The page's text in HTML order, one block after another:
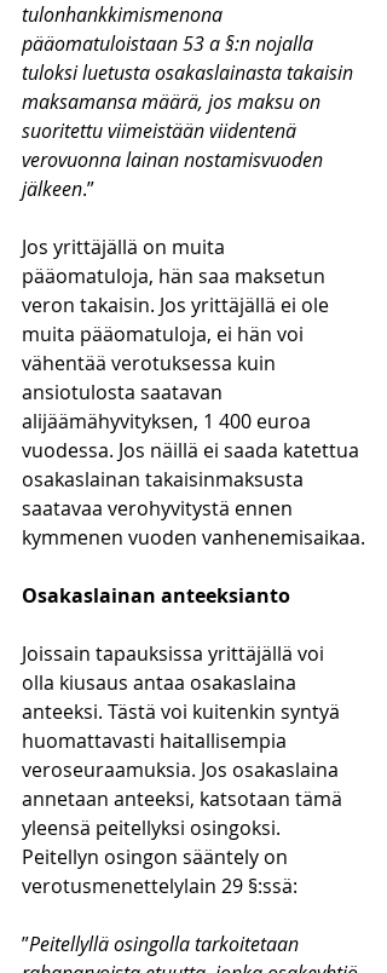
tulonhankkimismenona
pääomatuloistaan 53 a §:n nojalla
tuloksi luetusta osakaslainasta takaisin
maksamansa määrä, jos maksu on
suoritettu viimeistään viidentenä
verovuonna lainan nostamisvuoden
jälkeen.”
Jos yrittäjällä on muita
pääomatuloja, hän saa maksetun
veron takaisin. Jos yrittäjällä ei ole
muita pääomatuloja, ei hän voi
vähentää verotuksessa kuin
ansiotulosta saatavan
alijäämähyvityksen, 1 400 euroa
vuodessa. Jos näillä ei saada katettua
osakaslainan takaisinmaksusta
saatavaa verohyvitystä ennen
kymmenen vuoden vanhenemisaikaa.
Osakaslainan anteeksianto
Joissain tapauksissa yrittäjällä voi
olla kiusaus antaa osakaslaina
anteeksi. Tästä voi kuitenkin syntyä
huomattavasti haitallisempia
veroseuraamuksia. Jos osakaslaina
annetaan anteeksi, katsotaan tämä
yleensä peitellyksi osingoksi.
Peitellyn osingon sääntely on
verotusmenettelylain 29 §:ssä:
”Peitellyllä osingolla tarkoitetaan